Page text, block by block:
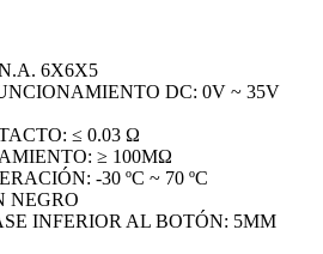
6X6X5
DC: 0V ~ 35V
≤ 0.03 Ω
≥ 100MΩ
-30 ºC ~ 70 ºC
NEGRO
INFERIOR AL BOTÓN: 5MM